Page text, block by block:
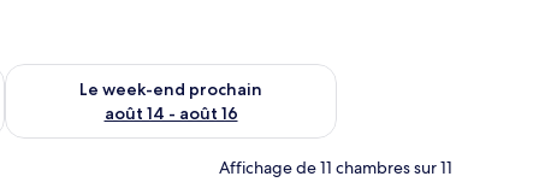
août 7 - août 9
Le week-end prochain
août 14 - août 16
Vérifier la disponibilité pour le week-end prochain août 14 -
Affichage de 11 chambres sur 11